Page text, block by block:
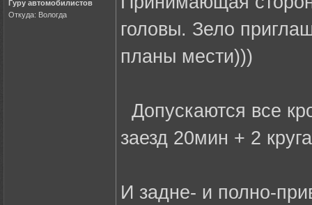
Гуру автомобилистов
Откуда: Вологда
головы. Зело
планы мести)))
Допускаются все
заезд 20мин + 2 круга
И задне- и полно-